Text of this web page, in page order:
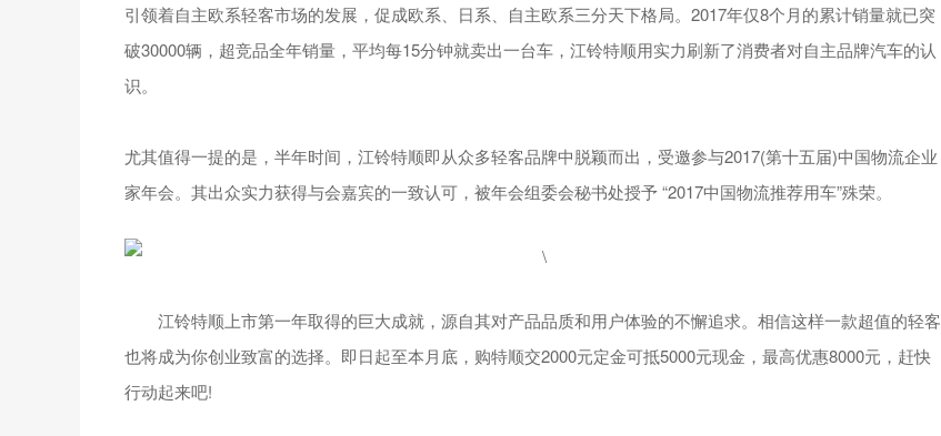
引领着自主欧系轻客市场的发展，促成欧系、日系、自主欧系三分天下格局。2017年仅8个月的累计销量就已突
破30000辆，超竞品全年销量，平均每15分钟就卖出一台车，江铃特顺用实力刷新了消费者对自主品牌汽车的认
识。
尤其值得一提的是，半年时间，江铃特顺即从众多轻客品牌中脱颖而出，受邀参与2017(第十五届)中国物流企业
家年会。其出众实力获得与会嘉宾的一致认可，被年会组委会秘书处授予 “2017中国物流推荐用车”殊荣。
江铃特顺上市第一年取得的巨大成就，源自其对产品品质和用户体验的不懈追求。相信这样一款超值的轻客
也将成为你创业致富的选择。即日起至本月底，购特顺交2000元定金可抵5000元现金，最高优惠8000元，赶快
行动起来吧!